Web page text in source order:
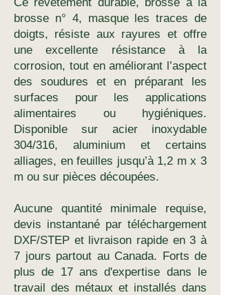
brosse n° 4, masque les traces de
doigts, résiste aux rayures et offre
une excellente résistance à la
corrosion, tout en améliorant l’aspect
des soudures et en préparant les
surfaces pour les applications
alimentaires ou hygiéniques.
Disponible sur acier inoxydable
304/316, aluminium et certains
alliages, en feuilles jusqu’à 1,2 m x 3
m ou sur pièces découpées.
Aucune quantité minimale requise,
devis instantané par téléchargement
DXF/STEP et livraison rapide en 3 à
7 jours partout au Canada. Forts de
plus de 17 ans d'expertise dans le
travail des métaux et installés dans